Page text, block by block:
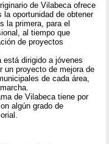
de Vilabeca ofrece
oportunidad de obtener
la primera, para el
al tiempo que
de proyectos
está dirigido a jóvenes
un proyecto de mejora de
de cada área,
de Vilabeca tiene por
algún grado de